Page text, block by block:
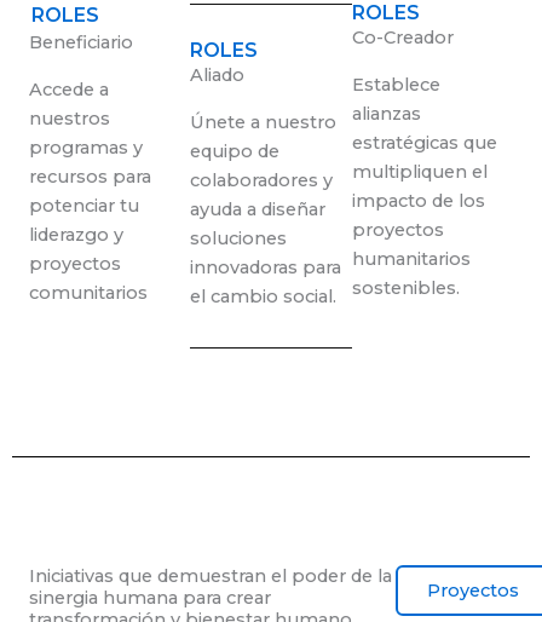
ROLES
Beneficiario
Accede a
nuestros
programas y
recursos para
potenciar tu
liderazgo y
proyectos
comunitarios
ROLES
Aliado
Únete a nuestro
equipo de
colaboradores y
ayuda a diseñar
soluciones
innovadoras para
el cambio social.
ROLES
Co-Creador
Establece
alianzas
estratégicas que
multipliquen el
impacto de los
proyectos
humanitarios
sostenibles.
Iniciativas que demuestran el poder de la
sinergia humana para crear
Proyectos